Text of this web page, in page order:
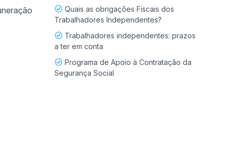
Quais as obrigações Fiscais dos
Trabalhadores Independentes?
Trabalhadores independentes: prazos
a ter em conta
Programa de Apoio à Contratação da
Segurança Social